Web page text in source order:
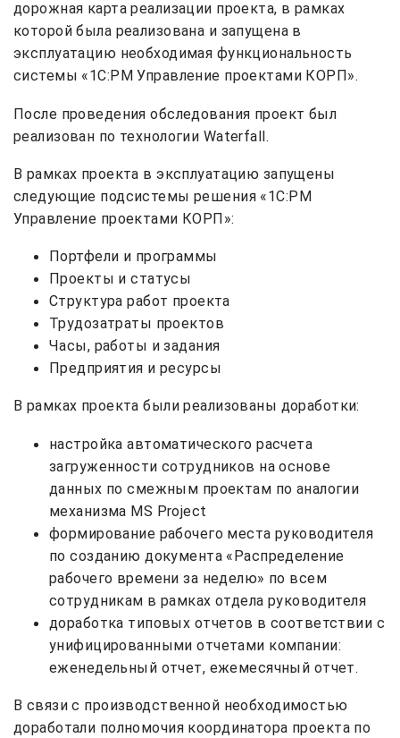
дорожная карта реализации проекта, в рамках
которой была реализована и запущена в
эксплуатацию необходимая функциональность
системы «1С:PM Управление проектами КОРП».
После проведения обследования проект был
реализован по технологии Waterfall.
В рамках проекта в эксплуатацию запущены
следующие подсистемы решения «1С:PM
Управление проектами КОРП»:
Портфели и программы
Проекты и статусы
Структура работ проекта
Трудозатраты проектов
Часы, работы и задания
Предприятия и ресурсы
В рамках проекта были реализованы доработки:
настройка автоматического расчета
загруженности сотрудников на основе
данных по смежным проектам по аналогии
механизма MS Project
формирование рабочего места руководителя
по созданию документа «Распределение
рабочего времени за неделю» по всем
сотрудникам в рамках отдела руководителя
доработка типовых отчетов в соответствии с
унифицированными отчетами компании:
еженедельный отчет, ежемесячный отчет.
В связи с производственной необходимостью
доработали полномочия координатора проекта по